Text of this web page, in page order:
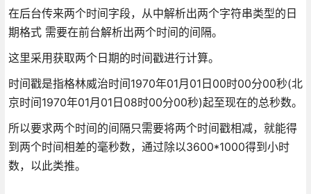
在后台传来两个时间字段，从中解析出两个字符串类型的日
期格式 需要在前台解析出两个时间的间隔。
这里采用获取两个日期的时间戳进行计算。
时间戳是指格林威治时间1970年01月01日00时00分00秒(北
京时间1970年01月01日08时00分00秒)起至现在的总秒数。
所以要求两个时间的间隔只需要将两个时间戳相减，就能得
到两个时间相差的毫秒数，通过除以3600*1000得到小时
数，以此类推。